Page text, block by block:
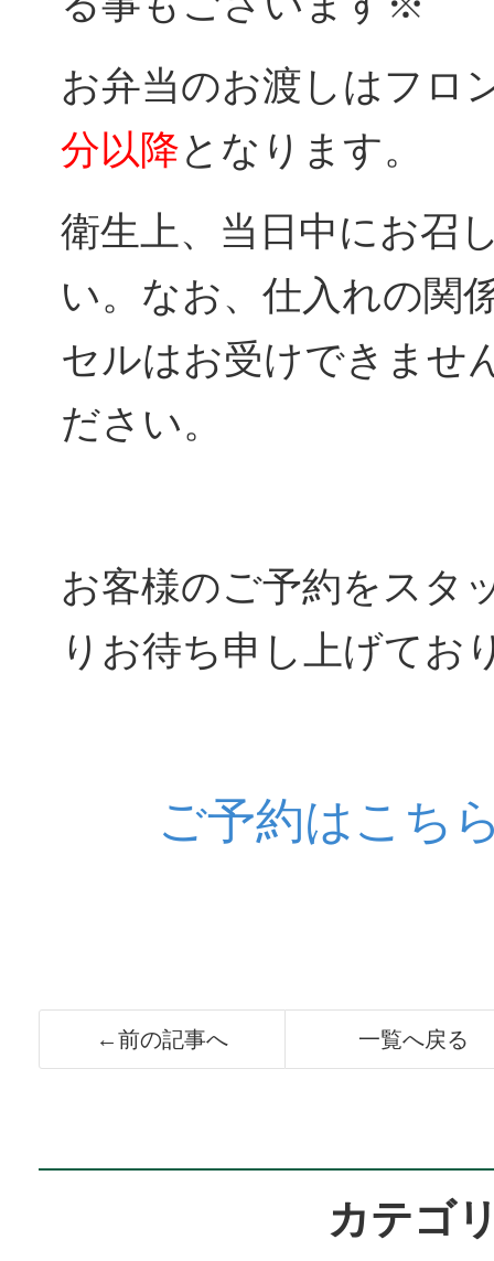
お弁当のお渡しはフロ
分以降となります。
衛生上、当日中にお召
い。なお、仕入れの関
セルはお受けできませ
ださい。
お客様のご予約をスタ
りお待ち申し上げてお
ご予約はこち
←前の記事へ 一覧へ戻る
カテゴ